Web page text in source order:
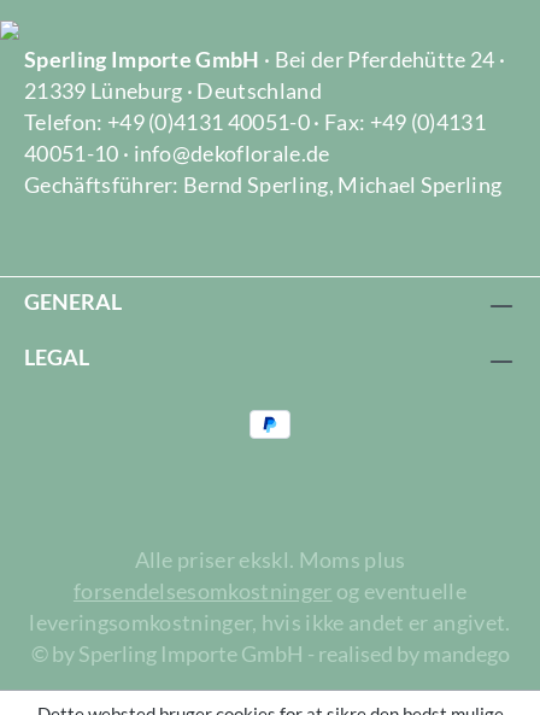
Sperling Importe GmbH · Bei der Pferdehütte 24 ·
21339 Lüneburg · Deutschland
Telefon: +49 (0)4131 40051-0 · Fax: +49 (0)4131
40051-10 · info@dekoflorale.de
Gechäftsführer: Bernd Sperling, Michael Sperling
GENERAL
LEGAL
Alle priser ekskl. Moms plus
forsendelsesomkostninger og eventuelle
leveringsomkostninger, hvis ikke andet er angivet.
© by Sperling Importe GmbH - realised by mandego